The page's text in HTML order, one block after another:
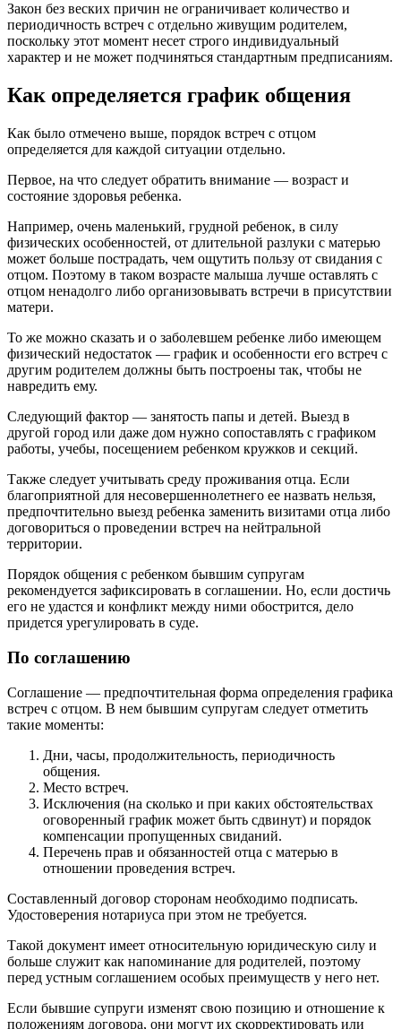
Закон без веских причин не ограничивает количество и
периодичность встреч с отдельно живущим родителем,
поскольку этот момент несет строго индивидуальный
характер и не может подчиняться стандартным предписаниям.
Как определяется график общения
Как было отмечено выше, порядок встреч с отцом
определяется для каждой ситуации отдельно.
Первое, на что следует обратить внимание — возраст и
состояние здоровья ребенка.
Например, очень маленький, грудной ребенок, в силу
физических особенностей, от длительной разлуки с матерью
может больше пострадать, чем ощутить пользу от свидания с
отцом. Поэтому в таком возрасте малыша лучше оставлять с
отцом ненадолго либо организовывать встречи в присутствии
матери.
То же можно сказать и о заболевшем ребенке либо имеющем
физический недостаток — график и особенности его встреч с
другим родителем должны быть построены так, чтобы не
навредить ему.
Следующий фактор — занятость папы и детей. Выезд в
другой город или даже дом нужно сопоставлять с графиком
работы, учебы, посещением ребенком кружков и секций.
Также следует учитывать среду проживания отца. Если
благоприятной для несовершеннолетнего ее назвать нельзя,
предпочтительно выезд ребенка заменить визитами отца либо
договориться о проведении встреч на нейтральной
территории.
Порядок общения с ребенком бывшим супругам
рекомендуется зафиксировать в соглашении. Но, если достичь
его не удастся и конфликт между ними обострится, дело
придется урегулировать в суде.
По соглашению
Соглашение — предпочтительная форма определения графика
встреч с отцом. В нем бывшим супругам следует отметить
такие моменты:
Дни, часы, продолжительность, периодичность
общения.
Место встреч.
Исключения (на сколько и при каких обстоятельствах
оговоренный график может быть сдвинут) и порядок
компенсации пропущенных свиданий.
Перечень прав и обязанностей отца с матерью в
отношении проведения встреч.
Составленный договор сторонам необходимо подписать.
Удостоверения нотариуса при этом не требуется.
Такой документ имеет относительную юридическую силу и
больше служит как напоминание для родителей, поэтому
перед устным соглашением особых преимуществ у него нет.
Если бывшие супруги изменят свою позицию и отношение к
положениям договора, они могут их скорректировать или